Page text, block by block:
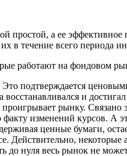
простой, а ее
в течение всего периода
работают на фондовом
подтверждается
восстанавливался и
рынку.
изменений курсов. А
ценные бумаги,
Действительно,
до нуля весь рынок не